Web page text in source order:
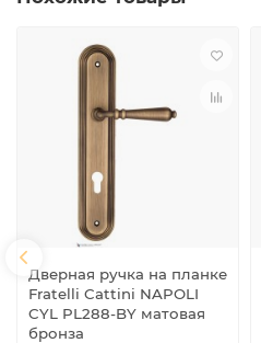
Дверная ручка на планке
Fratelli Cattini NAPOLI
CYL PL288-BY матовая
бронза